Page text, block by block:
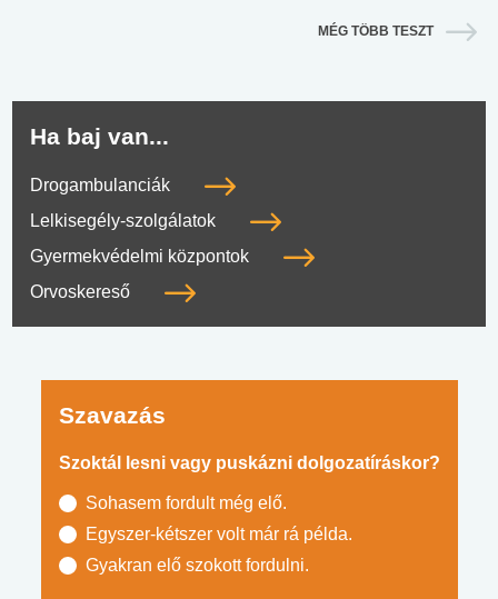
MÉG TÖBB TESZT
Ha baj van...
Drogambulanciák
Lelkisegély-szolgálatok
Gyermekvédelmi központok
Orvoskereső
Szavazás
Szoktál lesni vagy puskázni dolgozatíráskor?
Sohasem fordult még elő.
Egyszer-kétszer volt már rá példa.
Gyakran elő szokott fordulni.